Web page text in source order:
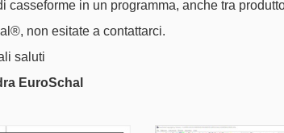
in un programma, anche tra
non esitate a contattarci.
saluti
EuroSchal